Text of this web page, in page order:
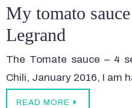
My tomato
Legrand
The Tomate sauce – 4
Chili, January 2016, I am
READ MORE